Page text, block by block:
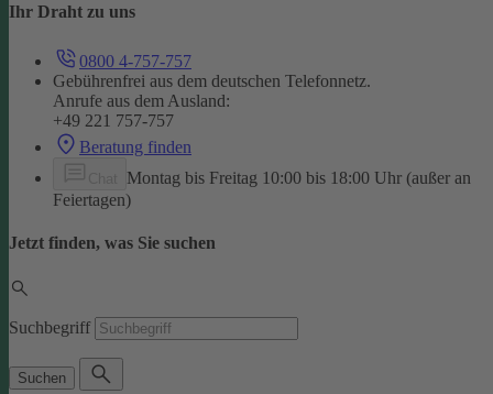
Ihr Draht zu uns
0800 4-757-757
Gebührenfrei aus dem deutschen Telefonnetz.
Anrufe aus dem Ausland:
+49 221 757-757
Beratung finden
Montag bis Freitag 10:00 bis 18:00 Uhr (außer an
Feiertagen)
Jetzt finden, was Sie suchen
Suchbegriff
Suchen